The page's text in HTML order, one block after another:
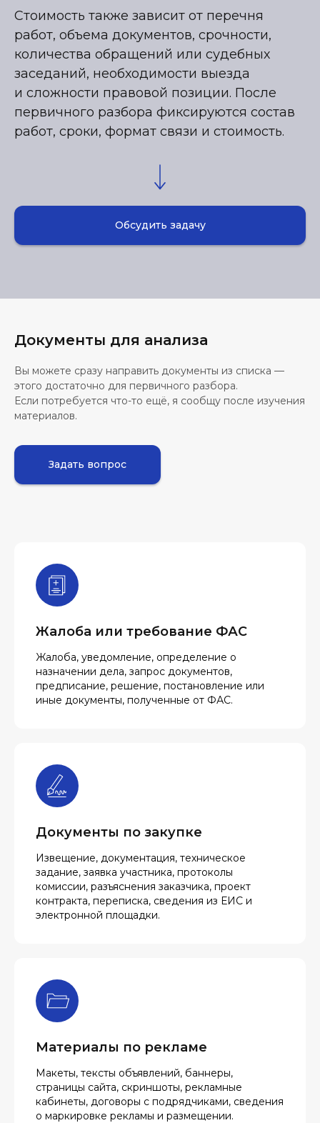
Стоимость также зависит от перечня
работ, объема документов, срочности,
количества обращений или судебных
заседаний, необходимости выезда
и сложности правовой позиции. После
первичного разбора фиксируются состав
работ, сроки, формат связи и стоимость.
Обсудить задачу
Документы для анализа
Вы можете сразу направить документы из списка —
этого достаточно для первичного разбора.
Если потребуется что-то ещё, я сообщу после изучения
материалов.
Задать вопрос
Жалоба или требование ФАС
Жалоба, уведомление, определение о
назначении дела, запрос документов,
предписание, решение, постановление или
иные документы, полученные от ФАС.
Документы по закупке
Извещение, документация, техническое
задание, заявка участника, протоколы
комиссии, разъяснения заказчика, проект
контракта, переписка, сведения из ЕИС и
электронной площадки.
Материалы по рекламе
Макеты, тексты объявлений, баннеры,
страницы сайта, скриншоты, рекламные
кабинеты, договоры с подрядчиками, сведения
о маркировке рекламы и размещении.